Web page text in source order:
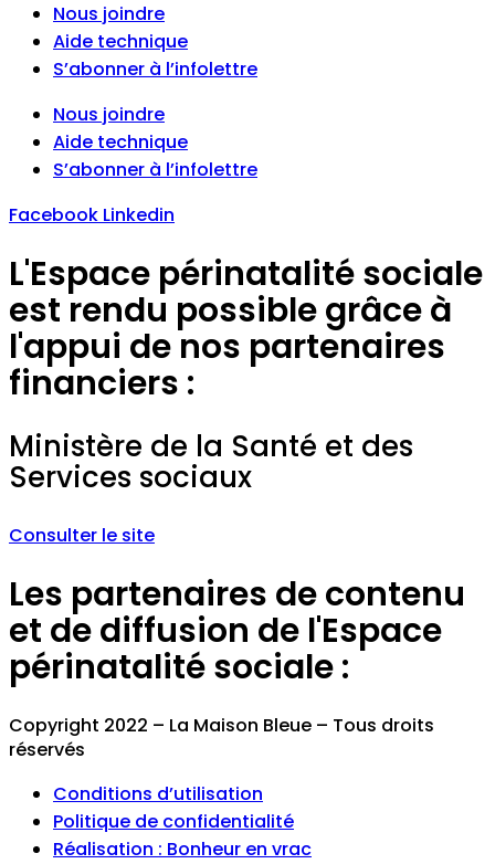
Nous joindre
Aide technique
S’abonner à l’infolettre
Nous joindre
Aide technique
S’abonner à l’infolettre
Facebook Linkedin
L'Espace périnatalité sociale
est rendu possible grâce à
l'appui de nos partenaires
financiers :
Ministère de la Santé et des
Services sociaux
Consulter le site
Les partenaires de contenu
et de diffusion de l'Espace
périnatalité sociale :
Copyright 2022 – La Maison Bleue – Tous droits
réservés
Conditions d’utilisation
Politique de confidentialité
Réalisation : Bonheur en vrac